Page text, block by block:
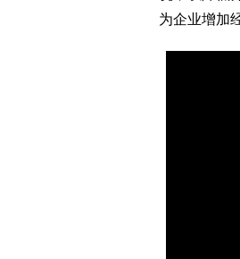
为企业增加